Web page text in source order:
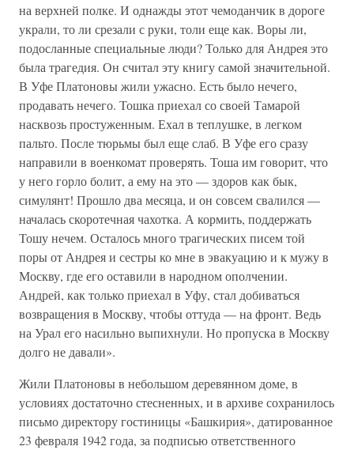
на верхней полке. И однажды этот чемоданчик в дороге
украли, то ли срезали с руки, толи еще как. Воры ли,
подосланные специальные люди? Только для Андрея это
была трагедия. Он считал эту книгу самой значительной.
В Уфе Платоновы жили ужасно. Есть было нечего,
продавать нечего. Тошка приехал со своей Тамарой
насквозь простуженным. Ехал в теплушке, в легком
пальто. После тюрьмы был еще слаб. В Уфе его сразу
направили в военкомат проверять. Тоша им говорит, что
у него горло болит, а ему на это — здоров как бык,
симулянт! Прошло два месяца, и он совсем свалился —
началась скоротечная чахотка. А кормить, поддержать
Тошу нечем. Осталось много трагических писем той
поры от Андрея и сестры ко мне в эвакуацию и к мужу в
Москву, где его оставили в народном ополчении.
Андрей, как только приехал в Уфу, стал добиваться
возвращения в Москву, чтобы оттуда — на фронт. Ведь
на Урал его насильно выпихнули. Но пропуска в Москву
долго не давали».
Жили Платоновы в небольшом деревянном доме, в
условиях достаточно стесненных, и в архиве сохранилось
письмо директору гостиницы «Башкирия», датированное
23 февраля 1942 года, за подписью ответственного